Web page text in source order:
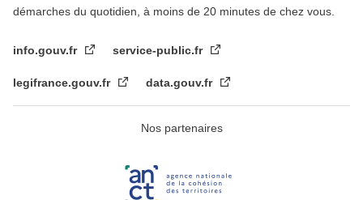
démarches du quotidien, à moins de 20 minutes de chez vous.
info.gouv.fr service-public.fr
legifrance.gouv.fr data.gouv.fr
Nos partenaires